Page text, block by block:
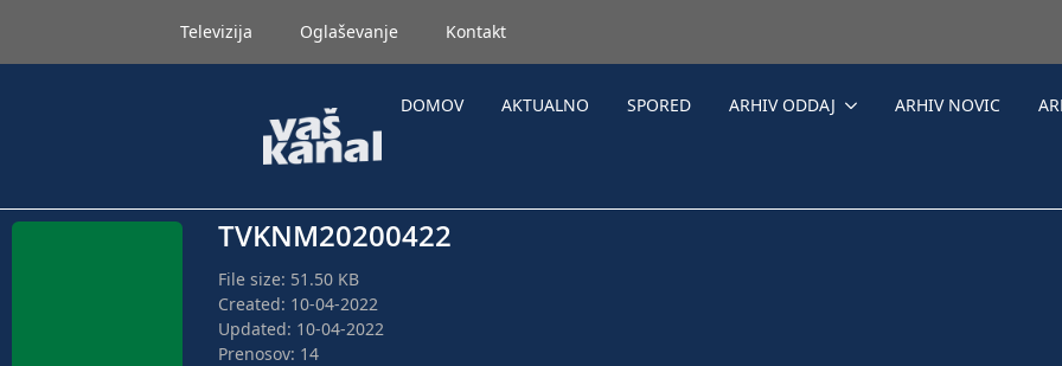
Televizija Oglaševanje Kontakt
DOMOV AKTUALNO SPORED ARHIV ODDAJ ARHIV NOVIC
TVKNM20200422
File size: 51.50 KB
Created: 10-04-2022
Updated: 10-04-2022
Prenosov: 14